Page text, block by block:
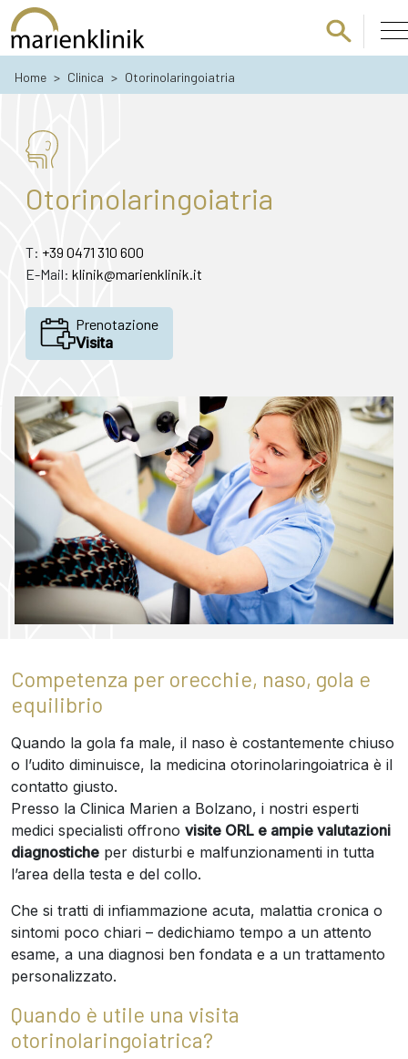
Passa al contenuto principale
Home > Clinica > Otorinolaringoiatria
Otorinolaringoiatria
T: +39 0471 310 600
E-Mail: klinik@marienklinik.it
Prenotazione
Visita
Competenza per orecchie, naso, gola e
equilibrio
Quando la gola fa male, il naso è costantemente chiuso
o l’udito diminuisce, la medicina otorinolaringoiatrica è il
contatto giusto.
Presso la Clinica Marien a Bolzano, i nostri esperti
medici specialisti offrono visite ORL e ampie valutazioni
diagnostiche per disturbi e malfunzionamenti in tutta
l’area della testa e del collo.
Che si tratti di infiammazione acuta, malattia cronica o
sintomi poco chiari – dedichiamo tempo a un attento
esame, a una diagnosi ben fondata e a un trattamento
personalizzato.
Quando è utile una visita
otorinolaringoiatrica?